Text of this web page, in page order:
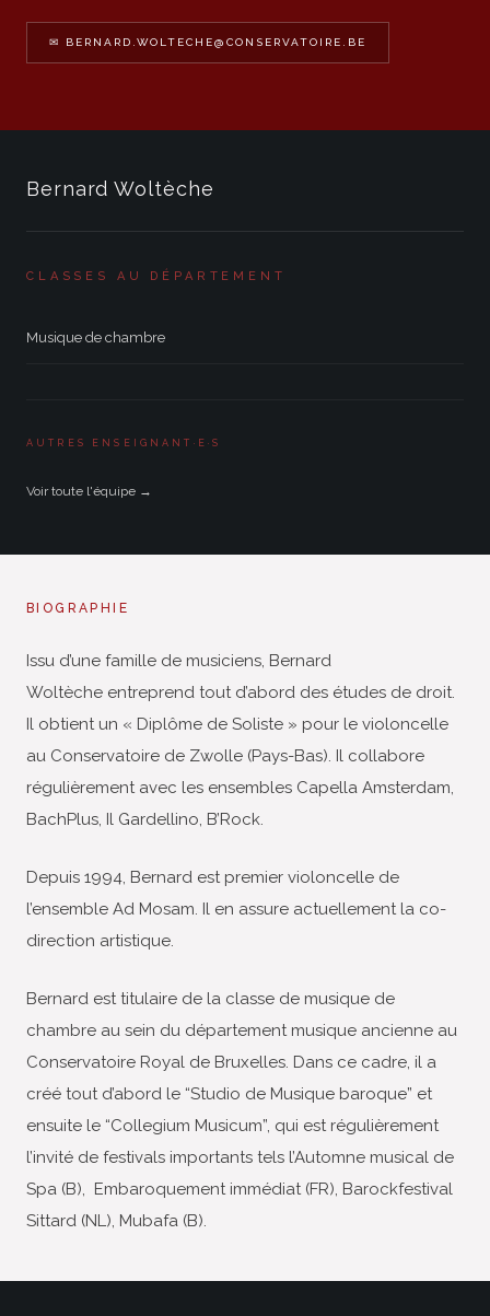
✉ BERNARD.WOLTECHE@CONSERVATOIRE.BE
Bernard Woltèche
CLASSES AU DÉPARTEMENT
Musique de chambre
AUTRES ENSEIGNANT·E·S
Voir toute l'équipe →
BIOGRAPHIE
Issu d’une famille de musiciens, Bernard
Woltèche entreprend tout d’abord des études de droit.
Il obtient un « Diplôme de Soliste » pour le violoncelle
au Conservatoire de Zwolle (Pays-Bas). Il collabore
régulièrement avec les ensembles Capella Amsterdam,
BachPlus, Il Gardellino, B’Rock.
Depuis 1994, Bernard est premier violoncelle de
l’ensemble Ad Mosam. Il en assure actuellement la co-
direction artistique.
Bernard est titulaire de la classe de musique de
chambre au sein du département musique ancienne au
Conservatoire Royal de Bruxelles. Dans ce cadre, il a
créé tout d’abord le “Studio de Musique baroque” et
ensuite le “Collegium Musicum”, qui est régulièrement
l’invité de festivals importants tels l’Automne musical de
Spa (B), Embaroquement immédiat (FR), Barockfestival
Sittard (NL), Mubafa (B).